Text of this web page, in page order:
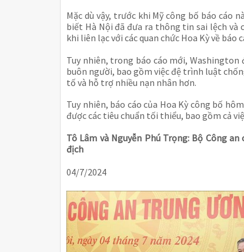
Mặc dù vậy, trước khi Mỹ công bố báo cáo
biết Hà Nội đã đưa ra thông tin sai lệch và
khi liên lạc với các quan chức Hoa Kỳ về
Tuy nhiên, trong báo cáo mới,
buôn người, bao gồm việc đệ trình luật
tố và hỗ trợ nhiều nạn nhân hơn.
Tuy nhiên, báo cáo của Hoa Kỳ công bố
được các tiêu chuẩn tối thiểu, bao gồm cả
Tô Lâm và Nguyễn Phú Trọng: Bộ Công
địch
04/7/2024